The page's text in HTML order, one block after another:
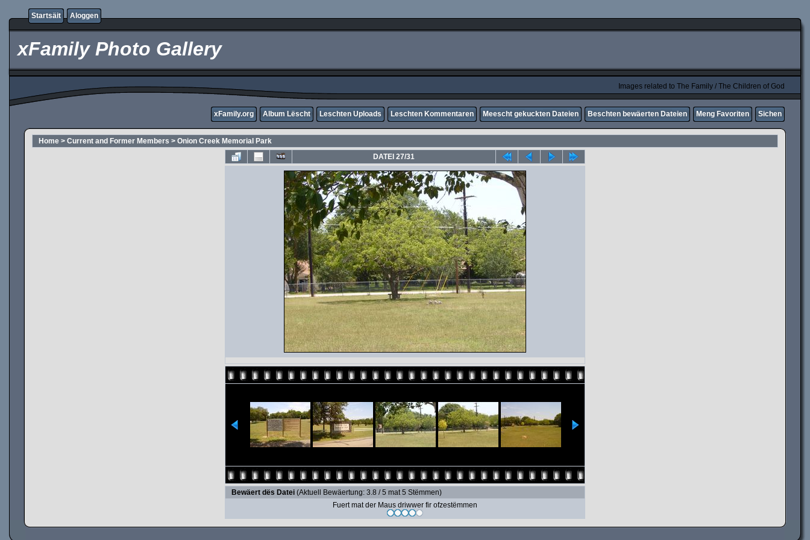
Startsäit Aloggen
xFamily Photo Gallery
Images related to The Family / The Children of God
xFamily.org Album Lëscht Leschten Uploads Leschten Kommentaren Meescht gekuckten Dateien Beschten bewäerten Dateien Meng Favoriten Sichen
Home > Current and Former Members > Onion Creek Memorial Park
DATEI 27/31
Bewäert dës Datei (Aktuell Bewäertung: 3.8 / 5 mat 5 Stëmmen)
Fuert mat der Maus driwwer fir ofzestëmmen